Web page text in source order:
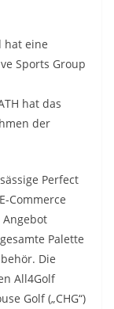
hat eine
Sports Group
hat das
der
Perfect
Commerce
Palette
Die
All4Golf
Golf („CHG“)